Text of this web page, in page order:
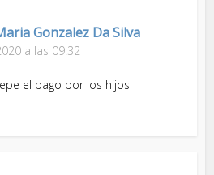
Gonzalez Da Silva
a las 09:32
el pago por los hijos